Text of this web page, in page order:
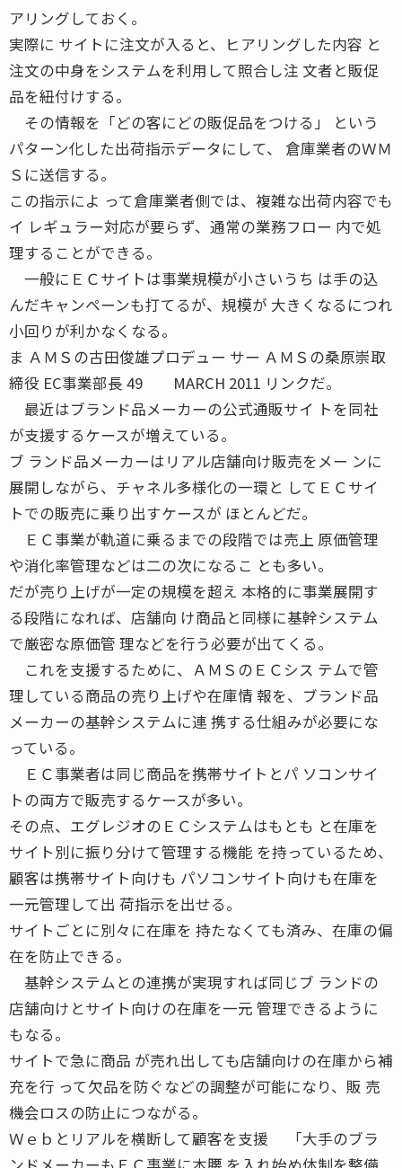
アリングしておく。
実際に サイトに注文が入ると、ヒアリングした内容 と
注文の中身をシステムを利用して照合し注 文者と販促
品を紐付けする。
その情報を「どの客にどの販促品をつける」 という
パターン化した出荷指示データにして、 倉庫業者のＷＭ
Ｓに送信する。
この指示によ って倉庫業者側では、複雑な出荷内容でも
イ レギュラー対応が要らず、通常の業務フロー 内で処
理することができる。
一般にＥＣサイトは事業規模が小さいうち は手の込
んだキャンペーンも打てるが、規模が 大きくなるにつれ
小回りが利かなくなる。
ま ＡＭＳの古田俊雄プロデュー サー ＡＭＳの桑原崇取
締役 EC事業部長 49 MARCH 2011 リンクだ。
最近はブランド品メーカーの公式通販サイ トを同社
が支援するケースが増えている。
ブ ランド品メーカーはリアル店舗向け販売をメー ンに
展開しながら、チャネル多様化の一環と してＥＣサイ
トでの販売に乗り出すケースが ほとんどだ。
ＥＣ事業が軌道に乗るまでの段階では売上 原価管理
や消化率管理などは二の次になるこ とも多い。
だが売り上げが一定の規模を超え 本格的に事業展開す
る段階になれば、店舗向 け商品と同様に基幹システム
で厳密な原価管 理などを行う必要が出てくる。
これを支援するために、ＡＭＳのＥＣシス テムで管
理している商品の売り上げや在庫情 報を、ブランド品
メーカーの基幹システムに連 携する仕組みが必要にな
っている。
ＥＣ事業者は同じ商品を携帯サイトとパ ソコンサイ
トの両方で販売するケースが多い。
その点、エグレジオのＥＣシステムはもとも と在庫を
サイト別に振り分けて管理する機能 を持っているため、
顧客は携帯サイト向けも パソコンサイト向けも在庫を
一元管理して出 荷指示を出せる。
サイトごとに別々に在庫を 持たなくても済み、在庫の偏
在を防止できる。
基幹システムとの連携が実現すれば同じブ ランドの
店舗向けとサイト向けの在庫を一元 管理できるように
もなる。
サイトで急に商品 が売れ出しても店舗向けの在庫から補
充を行 って欠品を防ぐなどの調整が可能になり、販 売
機会ロスの防止につながる。
Ｗｅｂとリアルを横断して顧客を支援 「大手のブラ